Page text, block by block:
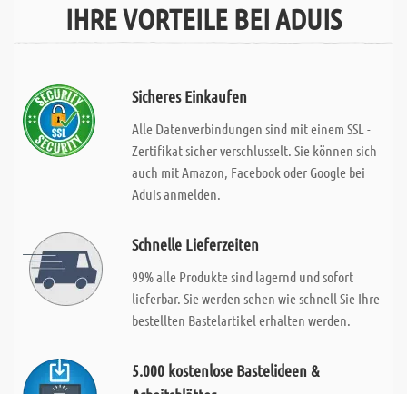
IHRE VORTEILE BEI ADUIS
Sicheres Einkaufen
Alle Datenverbindungen sind mit einem SSL -
Zertifikat sicher verschlusselt. Sie können sich
auch mit Amazon, Facebook oder Google bei
Aduis anmelden.
Schnelle Lieferzeiten
99% alle Produkte sind lagernd und sofort
lieferbar. Sie werden sehen wie schnell Sie Ihre
bestellten Bastelartikel erhalten werden.
5.000 kostenlose Bastelideen &